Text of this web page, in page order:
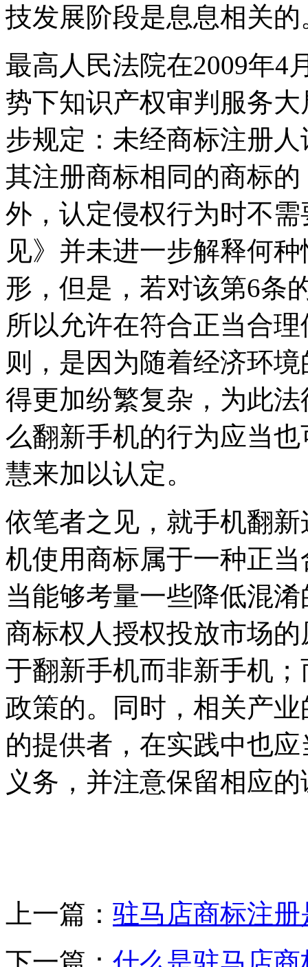
技发展阶段是息息相关的
最高人民法院在2009年4
势下知识产权审判服务
步规定：未经商标注册
其注册商标相同的商标
外，认定侵权行为时不
见》并未进一步解释何
形，但是，若对该第6条
所以允许在符合正当合
则，是因为随着经济环
得更加纷繁复杂，为此
么翻新手机的行为应当
慧来加以认定。
依笔者之见，就手机翻
机使用商标属于一种正
当能够考量一些降低混
商标权人授权投放市场
于翻新手机而非新手机
政策的。同时，相关产
的提供者，在实践中也
义务，并注意保留相应
上一篇： 驻马店商标注